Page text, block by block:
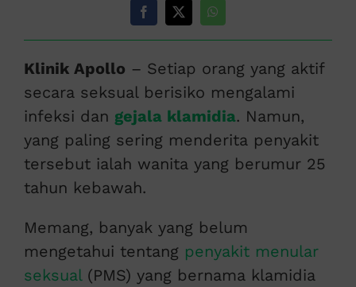
Klinik Apollo – Setiap orang yang aktif
secara seksual berisiko mengalami
infeksi dan gejala klamidia. Namun,
yang paling sering menderita penyakit
tersebut ialah wanita yang berumur 25
tahun kebawah.
Memang, banyak yang belum
mengetahui tentang penyakit menular
seksual(PMS) yang bernama klamidia